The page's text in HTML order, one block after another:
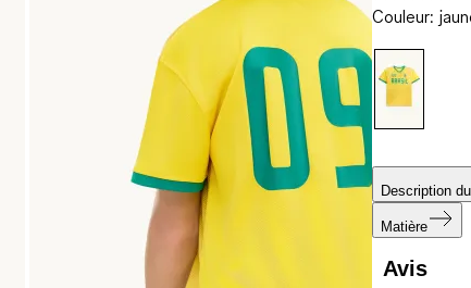
Couleur:
Description
Matière
Avis